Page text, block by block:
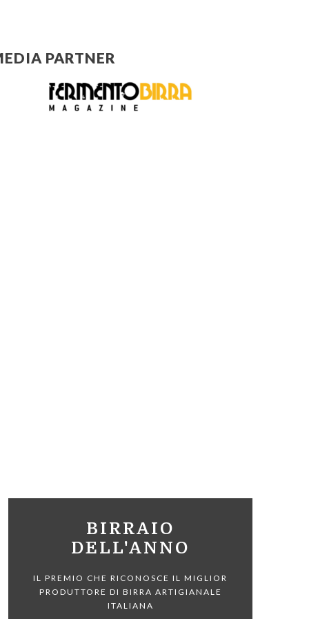
PARTNER
BIRRAIO
DELL'ANNO
IL PREMIO CHE RICONOSCE IL MIGLIOR
PRODUTTORE DI BIRRA ARTIGIANALE
ITALIANA